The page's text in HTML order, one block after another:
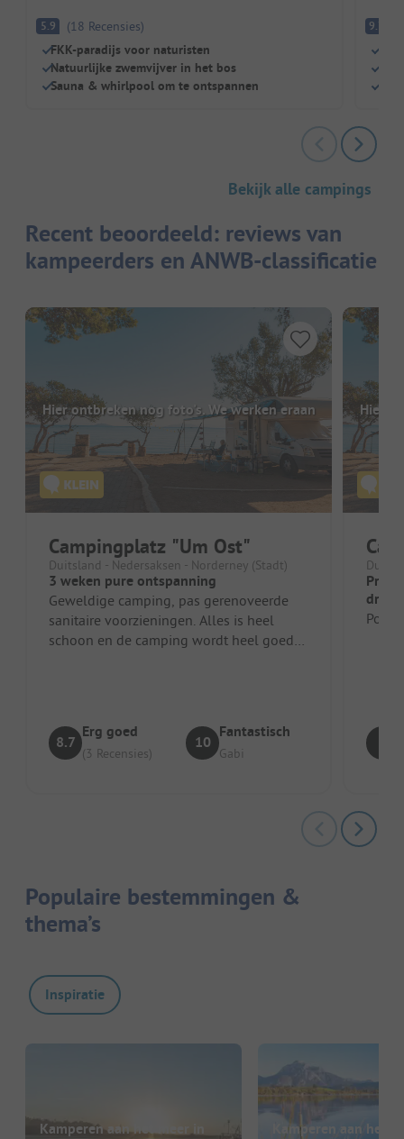
5.9 (18 Recensies)
FKK-paradijs voor naturisten
Natuurlijke zwemvijver in het bos
Sauna & whirlpool om te ontspannen
9.7
Bekijk alle campings
Recent beoordeeld: reviews van
kampeerders en ANWB-classificatie
Hier ontbreken nog foto's. We werken eraan
Campingplatz "Um Ost"
Duitsland - Nedersaksen - Norderney (Stadt)
3 weken pure ontspanning
Geweldige camping, pas gerenoveerde
sanitaire voorzieningen. Alles is heel
schoon en de camping wordt heel goed
8.7
Erg goed
(3 Recensies)
10
Fantastisch
Gabi
Hier
Populaire bestemmingen &
thema’s
Inspiratie
Kamperen aan het meer in
Kamperen aan het